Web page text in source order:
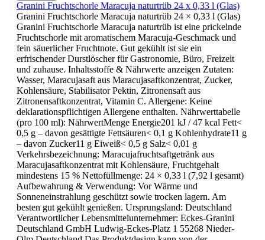
Granini Fruchtschorle Maracuja naturtrüb 24 x 0,33 l (Glas)
Granini Fruchtschorle Maracuja naturtrüb 24 × 0,33 l (Glas)
Granini Fruchtschorle Maracuja naturtrüb ist eine prickelnde
Fruchtschorle mit aromatischem Maracuja-Geschmack und
fein säuerlicher Fruchtnote. Gut gekühlt ist sie ein
erfrischender Durstlöscher für Gastronomie, Büro, Freizeit
und zuhause. Inhaltsstoffe & Nährwerte anzeigen Zutaten:
Wasser, Maracujasaft aus Maracujasaftkonzentrat, Zucker,
Kohlensäure, Stabilisator Pektin, Zitronensaft aus
Zitronensaftkonzentrat, Vitamin C. Allergene: Keine
deklarationspflichtigen Allergene enthalten. Nährwerttabelle
(pro 100 ml): NährwertMenge Energie201 kJ / 47 kcal Fett<
0,5 g – davon gesättigte Fettsäuren< 0,1 g Kohlenhydrate11 g
– davon Zucker11 g Eiweiß< 0,5 g Salz< 0,01 g
Verkehrsbezeichnung: Maracujafruchtsaftgetränk aus
Maracujasaftkonzentrat mit Kohlensäure, Fruchtgehalt
mindestens 15 % Nettofüllmenge: 24 × 0,33 l (7,92 l gesamt)
Aufbewahrung & Verwendung: Vor Wärme und
Sonneneinstrahlung geschützt sowie trocken lagern. Am
besten gut gekühlt genießen. Ursprungsland: Deutschland
Verantwortlicher Lebensmittelunternehmer: Eckes-Granini
Deutschland GmbH Ludwig-Eckes-Platz 1 55268 Nieder-